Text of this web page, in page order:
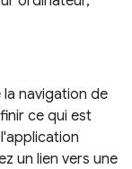
navigation de
ce qui est
un lien vers une